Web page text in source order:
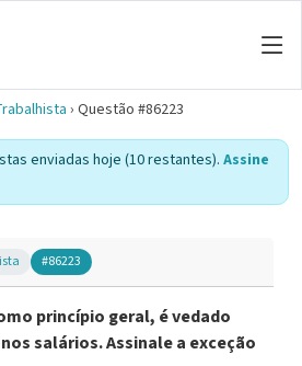
› Questão #86223
enviadas hoje (10 restantes). Assine
#86223
princípio geral, é vedado
salários. Assinale a exceção